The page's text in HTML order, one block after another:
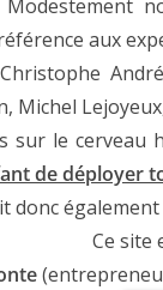
aux
Michel
sur le cerveau
de déployer
donc
Ce site